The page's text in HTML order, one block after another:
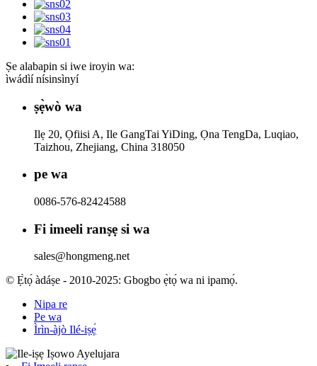
Ṣe alabapin si iwe iroyin wa:
ìwádìí nísinsìnyí
ṣẹ̀wò wa
Ilẹ 20, Ọfiisi A, Ile GangTai YiDing, Ọna TengDa, Luqiao,
Taizhou, Zhejiang, China 318050
pe wa
0086-576-82424588
Fi imeeli ranṣẹ si wa
sales@hongmeng.net
© Ẹ̀tọ́ àdáṣe - 2010-2025: Gbogbo ẹ̀tọ́ wa ni ipamọ́.
Nipa re
Pe wa
Ìrìn-àjò Ilé-iṣẹ́